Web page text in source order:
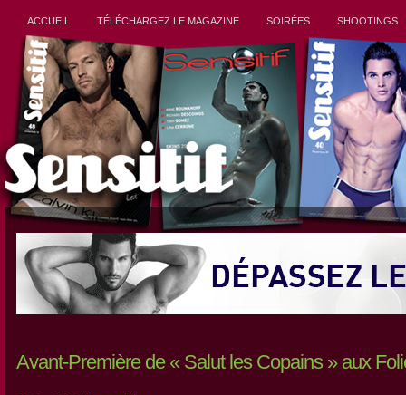
ACCUEIL TÉLÉCHARGEZ LE MAGAZINE SOIRÉES SHOOTINGS
Avant-Première de « Salut les Copains » aux